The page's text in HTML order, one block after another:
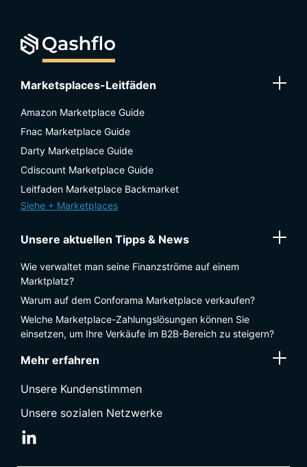
Marketsplaces-Leitfäden
Amazon Marketplace Guide
Fnac Marketplace Guide
Darty Marketplace Guide
Cdiscount Marketplace Guide
Leitfaden Marketplace Backmarket
Siehe + Marketplaces
Unsere aktuellen Tipps & News
Wie verwaltet man seine Finanzströme auf einem
Marktplatz?
Warum auf dem Conforama Marketplace verkaufen?
Welche Marketplace-Zahlungslösungen können Sie
einsetzen, um Ihre Verkäufe im B2B-Bereich zu steigern?
Mehr erfahren
Unsere Kundenstimmen
Unsere sozialen Netzwerke